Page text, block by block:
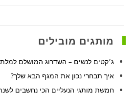
מותגים מובילים
ג׳קטים לנשים – השדרוג המושלם
איך תבחרי נכון את המגף הבא שלך?
חמשת מותגי הנעליים הכי נחשבים לשנת